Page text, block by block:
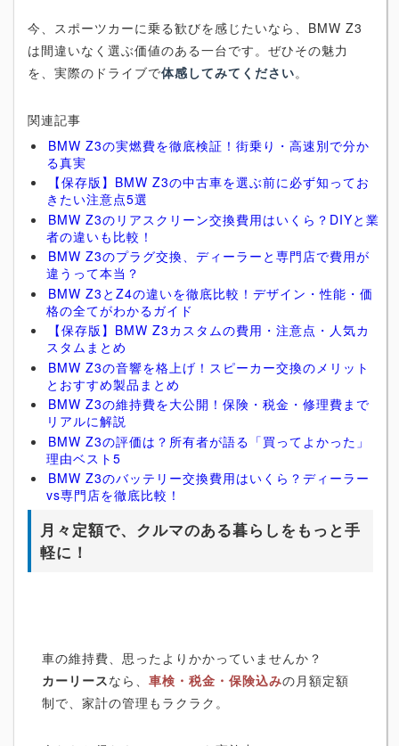
今、スポーツカーに乗る歓びを感じたいなら、BMW Z3
は間違いなく選ぶ価値のある一台です。ぜひその魅力
を、実際のドライブで体感してみてください。
関連記事
BMW Z3の実燃費を徹底検証！街乗り・高速別で分か
る真実
【保存版】BMW Z3の中古車を選ぶ前に必ず知ってお
きたい注意点5選
BMW Z3のリアスクリーン交換費用はいくら？DIYと業
者の違いも比較！
BMW Z3のプラグ交換、ディーラーと専門店で費用が
違うって本当？
BMW Z3とZ4の違いを徹底比較！デザイン・性能・価
格の全てがわかるガイド
【保存版】BMW Z3カスタムの費用・注意点・人気カ
スタムまとめ
BMW Z3の音響を格上げ！スピーカー交換のメリット
とおすすめ製品まとめ
BMW Z3の維持費を大公開！保険・税金・修理費まで
リアルに解説
BMW Z3の評価は？所有者が語る「買ってよかった」
理由ベスト5
BMW Z3のバッテリー交換費用はいくら？ディーラー
vs専門店を徹底比較！
月々定額で、クルマのある暮らしをもっと手
軽に！
車の維持費、思ったよりかかっていませんか？
カーリースなら、 車検・税金・保険込みの月額定額
制で、家計の管理もラクラク。